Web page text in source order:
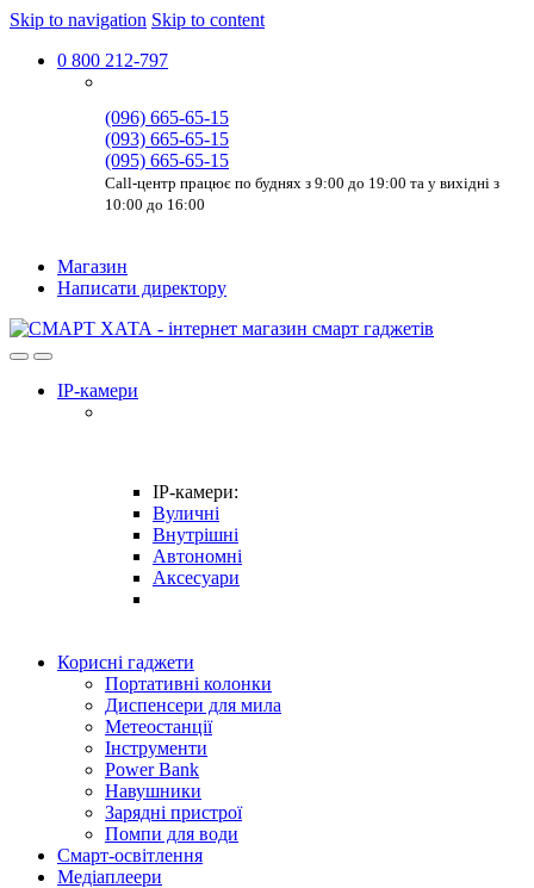
Skip to navigation Skip to content
0 800 212-797
(096) 665-65-15
(093) 665-65-15
(095) 665-65-15
Call-центр працює по буднях з 9:00 до 19:00 та у вихідні з
10:00 до 16:00
Магазин
Написати директору
IP-камери
IP-камери:
Вуличні
Внутрішні
Автономні
Аксесуари
Корисні гаджети
Портативні колонки
Диспенсери для мила
Метеостанції
Інструменти
Power Bank
Навушники
Зарядні пристрої
Помпи для води
Смарт-освітлення
Медіаплеери